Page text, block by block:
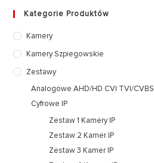
Kategorie Produktów
Kamery
Kamery Szpiegowskie
Zestawy
Analogowe AHD/HD CVI TVI/CVBS
Cyfrowe IP
Zestaw 1 Kamery IP
Zestaw 2 Kamer IP
Zestaw 3 Kamer IP